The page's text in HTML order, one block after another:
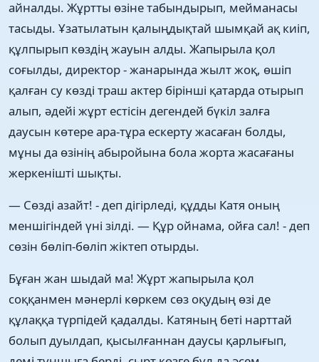
айналды. Жұртты өзіне табындырып, мейманасы
тасыды. Ұзатылатын қалыңдықтай шымқай ақ киіп,
құлпырып көздің жауын алды. Жапырыла қол
соғылды, директор - жанарында жылт жоқ, өшіп
қалған су көзді траш актер бірінші қатарда отырып
алып, әдейі жұрт естісін дегендей бүкіл залға
даусын көтере ара-тұра ескерту жасаған болды,
мұны да өзінің абыройына бола жорта жасағаны
жеркенішті шықты.
— Сөзді азайт! - деп дігірледі, құдды Катя оның
меншігіндей үні зілді. — Құр ойнама, ойға сал! - деп
сөзін бөліп-бөліп жіктеп отырды.
Бұған жан шыдай ма! Жұрт жапырыла қол
соққанмен мәнерлі көркем сөз оқудың өзі де
құлаққа түрпідей қадалды. Катяның беті нарттай
болып дуылдап, қысылғаннан даусы қарлығып,